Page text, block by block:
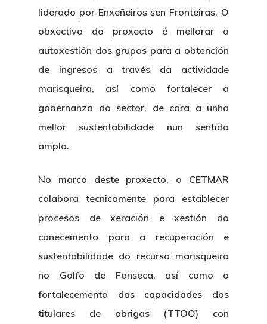
liderado por Enxeñeiros sen Fronteiras. O
obxectivo do proxecto é mellorar a
autoxestión dos grupos para a obtención
de ingresos a través da actividade
marisqueira, así como fortalecer a
gobernanza do sector, de cara a unha
mellor sustentabilidade nun sentido
amplo.
No marco deste proxecto, o CETMAR
colabora tecnicamente para establecer
procesos de xeración e xestión do
coñecemento para a recuperación e
sustentabilidade do recurso marisqueiro
no Golfo de Fonseca, así como o
fortalecemento das capacidades dos
titulares de obrigas (TTOO) con